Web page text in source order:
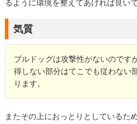
るように環境を整えてあげれば良い
気質
ブルドッグは攻撃性がないのです
得しない部分はてこでも従わない
ります。
またその上におっとりとしているた